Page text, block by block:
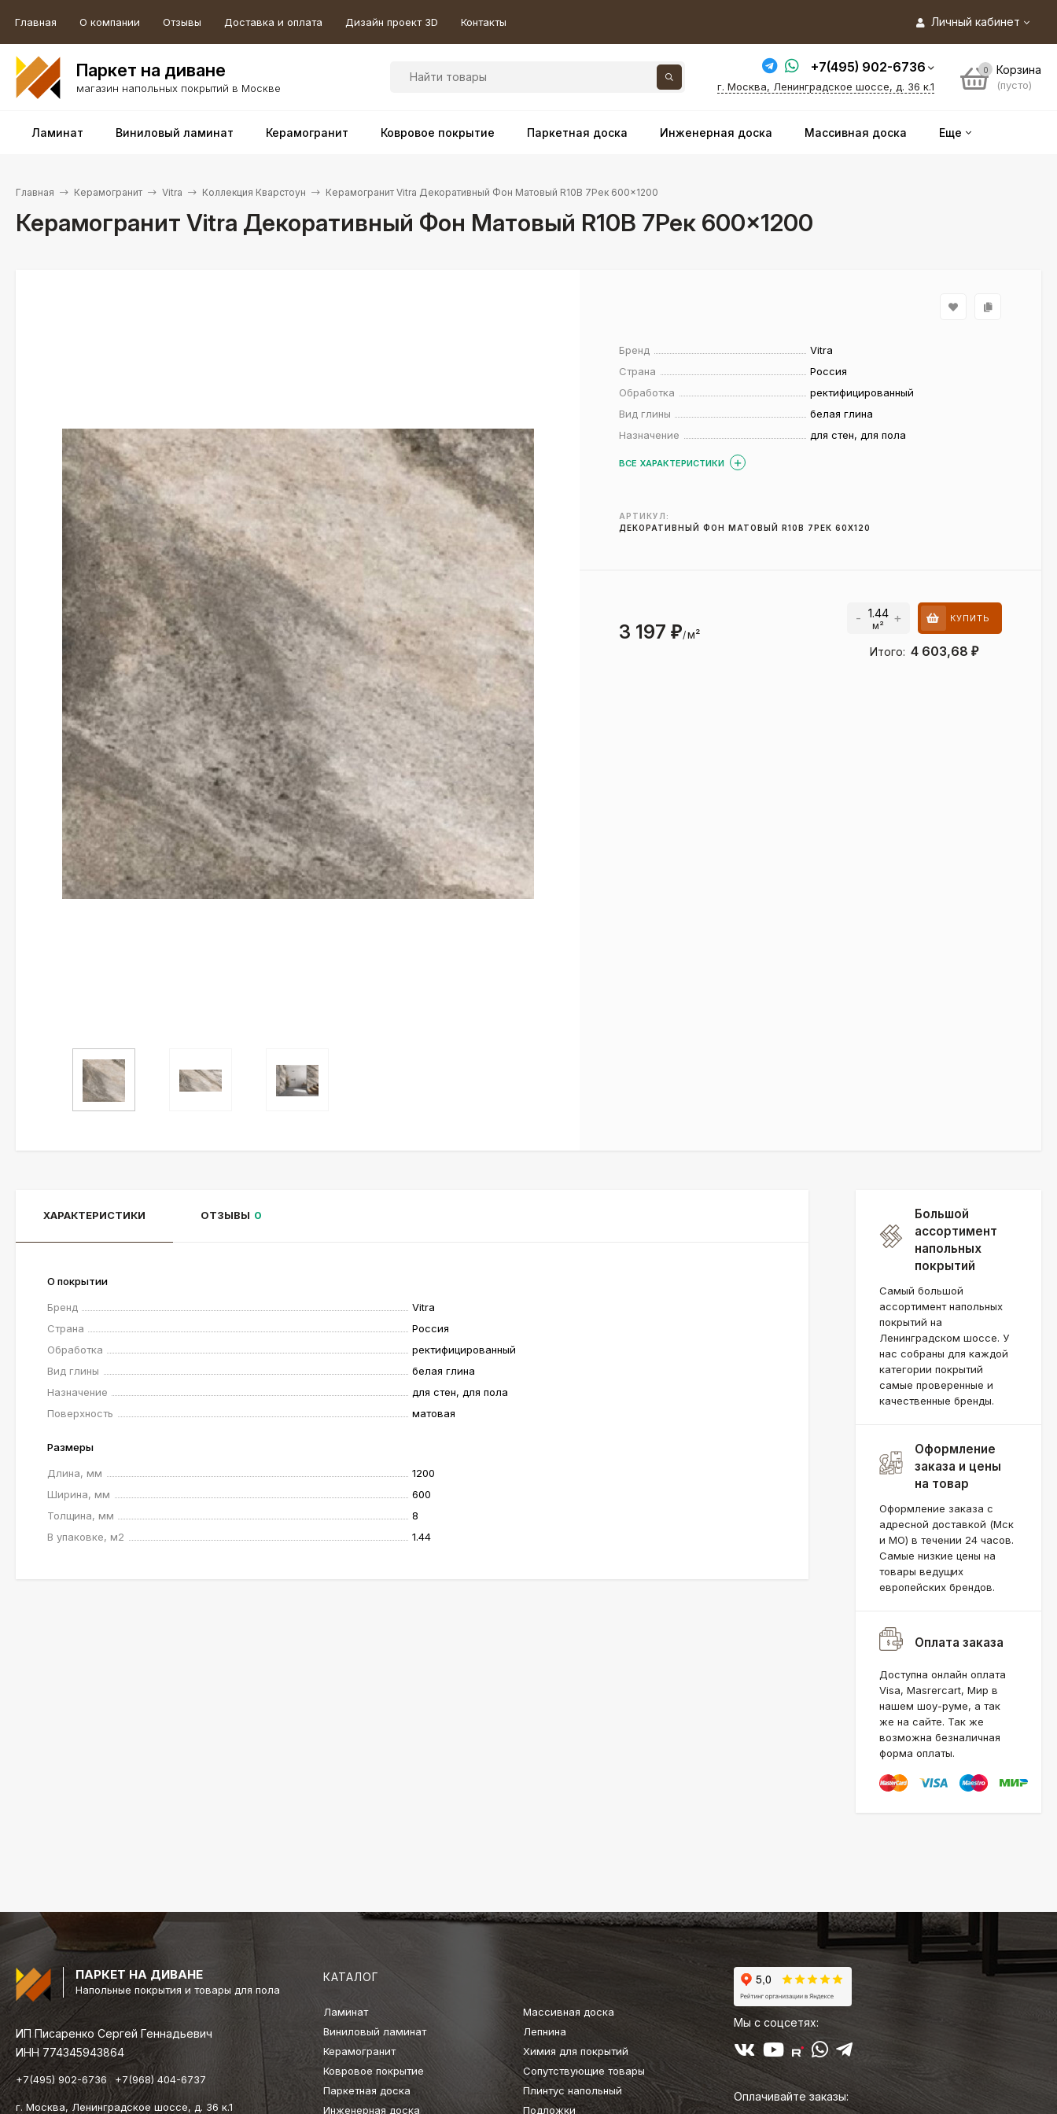
Личный кабинет
Главная О компании Отзывы Доставка и оплата Дизайн проект 3D Контакты
Паркет на диване
магазин напольных покрытий в Москве
+7(495) 902-6736
г. Москва, Ленинградское шоссе, д. 36 к.1
0 Корзина
(пусто)
Ламинат Виниловый ламинат Керамогранит Ковровое покрытие Паркетная доска Инженерная доска Массивная доска Еще
Главная Керамогранит Vitra Коллекция Кварстоун Керамогранит Vitra Декоративный Фон Матовый R10B 7Рек 600×1200
Керамогранит Vitra Декоративный Фон Матовый R10B 7Рек 600×1200
Бренд
Vitra
Страна
Россия
Обработка
ректифицированный
Вид глины
белая глина
Назначение
для стен, для пола
ВСЕ ХАРАКТЕРИСТИКИ
АРТИКУЛ:
ДЕКОРАТИВНЫЙ ФОН МАТОВЫЙ R10B 7РЕК 60X120
3 197 ₽/м²
- м² + КУПИТЬ
Итого: 4 603,68₽
ХАРАКТЕРИСТИКИ ОТЗЫВЫ 0
О покрытии
Бренд
Vitra
Страна
Россия
Обработка
ректифицированный
Вид глины
белая глина
Назначение
для стен, для пола
Поверхность
матовая
Размеры
Длина, мм
1200
Ширина, мм
600
Толщина, мм
8
В упаковке, м2
1.44
Большой
ассортимент
напольных
покрытий
Самый большой
ассортимент напольных
покрытий на
Ленинградском шоссе. У
нас собраны для каждой
категории покрытий
самые проверенные и
качественные бренды.
Оформление
заказа и цены
на товар
Оформление заказа с
адресной доставкой (Мск
и МО) в течении 24 часов.
Самые низкие цены на
товары ведущих
европейских брендов.
Оплата заказа
Доступна онлайн оплата
Visa, Masrercart, Мир в
нашем шоу-руме, а так
же на сайте. Так же
возможна безналичная
форма оплаты.
ПАРКЕТ НА ДИВАНЕ
Напольные покрытия и товары для пола
ИП Писаренко Сергей Геннадьевич
ИНН 774345943864
+7(495) 902-6736 +7(968) 404-6737
г. Москва, Ленинградское шоссе, д. 36 к.1
КАТАЛОГ
Ламинат
Виниловый ламинат
Керамогранит
Ковровое покрытие
Паркетная доска
Инженерная доска
Массивная доска
Лепнина
Химия для покрытий
Сопутствующие товары
Плинтус напольный
Подложки
Мы с соцсетях:
Оплачивайте заказы: